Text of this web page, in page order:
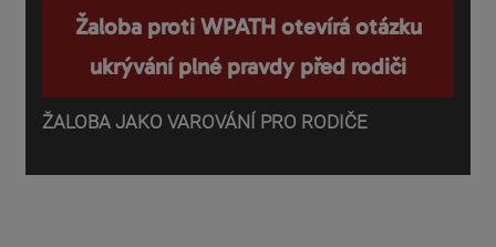
Žaloba proti WPATH otevírá otázku
ukrývání plné pravdy před rodiči
ŽALOBA JAKO VAROVÁNÍ PRO RODIČE